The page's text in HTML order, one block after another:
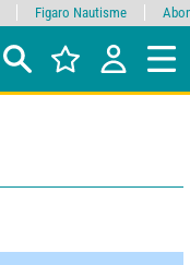
Figaro Nautisme